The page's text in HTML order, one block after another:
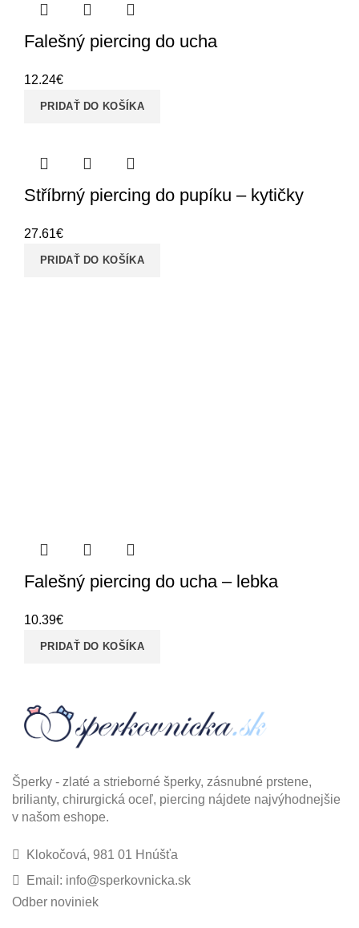
Falešný piercing do ucha
12.24€
PRIDAŤ DO KOŠÍKA
Stříbrný piercing do pupíku – kytičky
27.61€
PRIDAŤ DO KOŠÍKA
Falešný piercing do ucha – lebka
10.39€
PRIDAŤ DO KOŠÍKA
Šperky - zlaté a strieborné šperky, zásnubné prstene,
brilianty, chirurgická oceľ, piercing nájdete najvýhodnejšie
v našom eshope.
Klokočová, 981 01 Hnúšťa
Email: info@sperkovnicka.sk
Odber noviniek